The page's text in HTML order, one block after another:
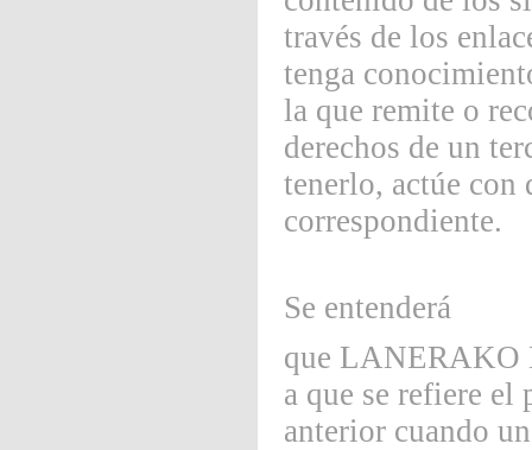
través de los
tenga
la que remite o
derechos de un
tenerlo, actúe
correspondiente.
Se entenderá
que LANERAKO
a que se refiere el
anterior cuando